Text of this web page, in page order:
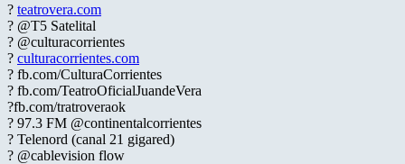
? teatrovera.com
? @T5 Satelital
? @culturacorrientes
? culturacorrientes.com
? fb.com/CulturaCorrientes
? fb.com/TeatroOficialJuandeVera
?fb.com/tratroveraok
? 97.3 FM @continentalcorrientes
? Telenord (canal 21 gigared)
? @cablevision flow